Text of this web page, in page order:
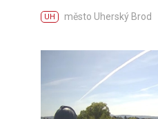
UH město Uherský Brod